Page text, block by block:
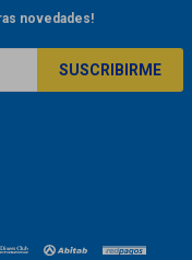
novedades!
SUSCRIBIRME